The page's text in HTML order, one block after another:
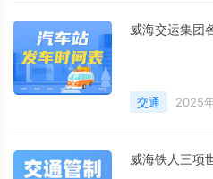
威海交运集团
交通 2025